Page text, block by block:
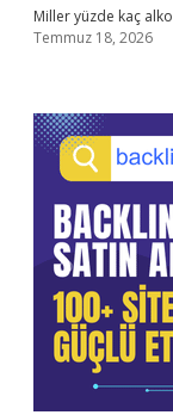
Miller yüzde kaç
Temmuz 18, 2026